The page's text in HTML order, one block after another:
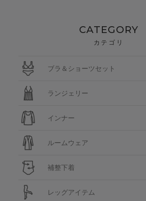
CATEGORY
カテゴリ
ブラ＆ショーツセット
ランジェリー
インナー
ルームウェア
補整下着
レッグアイテム